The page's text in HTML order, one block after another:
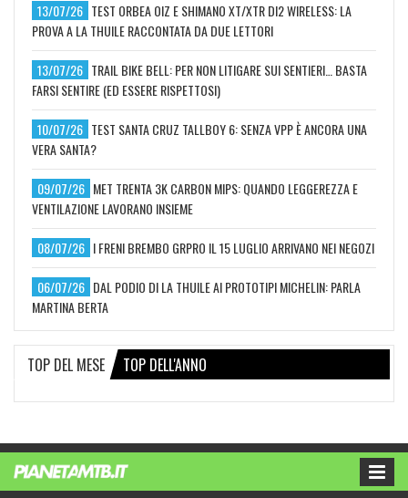
13/07/26 TEST ORBEA OIZ E SHIMANO XT/XTR DI2 WIRELESS: LA
PROVA A LA THUILE RACCONTATA DA DUE LETTORI
13/07/26 TRAIL BIKE BELL: PER NON LITIGARE SUI SENTIERI… BASTA
FARSI SENTIRE (ED ESSERE RISPETTOSI)
10/07/26 TEST SANTA CRUZ TALLBOY 6: SENZA VPP È ANCORA UNA
VERA SANTA?
09/07/26 MET TRENTA 3K CARBON MIPS: QUANDO LEGGEREZZA E
VENTILAZIONE LAVORANO INSIEME
08/07/26 I FRENI BREMBO GRPRO IL 15 LUGLIO ARRIVANO NEI NEGOZI
06/07/26 DAL PODIO DI LA THUILE AI PROTOTIPI MICHELIN: PARLA
MARTINA BERTA
TOP DEL MESE TOP DELL'ANNO